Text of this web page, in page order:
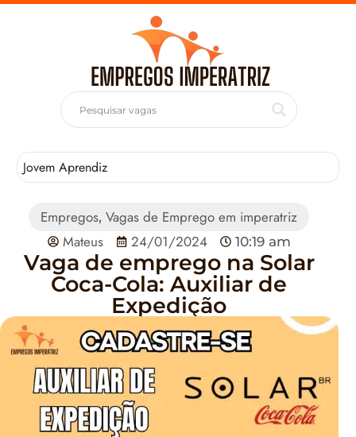
Jovem Aprendiz
Empregos,Vagas de Emprego em imperatriz
Mateus
24/01/2024 10:19 am
Vaga de emprego na Solar
Coca-Cola: Auxiliar de
Expedição